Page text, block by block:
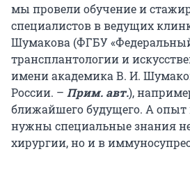
мы провели обучение и
специалистов в ведущих
Шумакова (ФГБУ
трансплантологии и
имени академика В. И.
России. – Прим. авт.),
ближайшего будущего. А опыт
нужны специальные знания
хирургии, но и в